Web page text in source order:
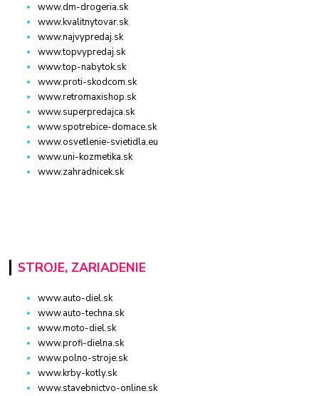
www.dm-drogeria.sk
www.kvalitnytovar.sk
www.najvypredaj.sk
www.topvypredaj.sk
www.top-nabytok.sk
www.proti-skodcom.sk
www.retromaxishop.sk
www.superpredajca.sk
www.spotrebice-domace.sk
www.osvetlenie-svietidla.eu
www.uni-kozmetika.sk
www.zahradnicek.sk
STROJE, ZARIADENIE
www.auto-diel.sk
www.auto-techna.sk
www.moto-diel.sk
www.profi-dielna.sk
www.polno-stroje.sk
www.krby-kotly.sk
www.stavebnictvo-online.sk